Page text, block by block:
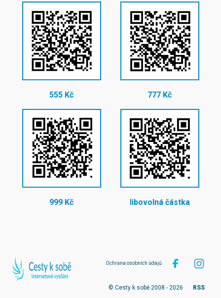
555 Kč 777 Kč
999 Kč libovolná částka
Ochrana osobních údajů
© Cesty k sobě 2008 - 2026 RSS